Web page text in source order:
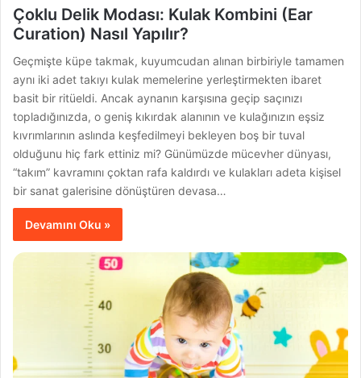
Çoklu Delik Modası: Kulak Kombini (Ear
Curation) Nasıl Yapılır?
Geçmişte küpe takmak, kuyumcudan alınan birbiriyle tamamen
aynı iki adet takıyı kulak memelerine yerleştirmekten ibaret
basit bir ritüeldi. Ancak aynanın karşısına geçip saçınızı
topladığınızda, o geniş kıkırdak alanının ve kulağınızın eşsiz
kıvrımlarının aslında keşfedilmeyi bekleyen boş bir tuval
olduğunu hiç fark ettiniz mi? Günümüzde mücevher dünyası,
“takım” kavramını çoktan rafa kaldırdı ve kulakları adeta kişisel
bir sanat galerisine dönüştüren devasa…
Devamını Oku »